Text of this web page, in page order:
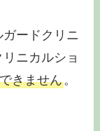
ードクリニ
ニカルショ
きません。